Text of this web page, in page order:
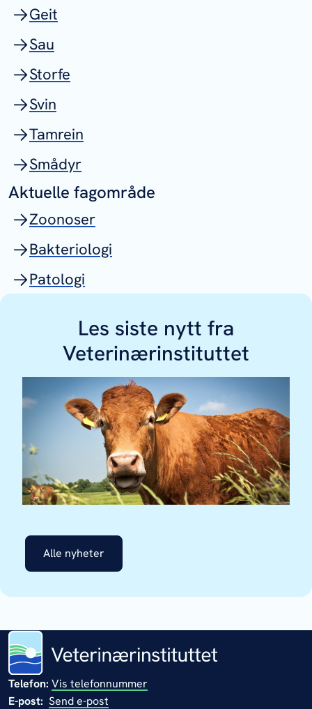
Geit
Sau
Storfe
Svin
Tamrein
Smådyr
Aktuelle fagområde
Zoonoser
Bakteriologi
Patologi
Les siste nytt fra
Veterinærinstituttet
Alle nyheter
Telefon: Vis telefonnummer
E-post: Send e-post